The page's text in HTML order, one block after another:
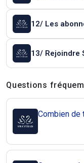
12/ Les
13/ Rejoindre
Questions
Questions
Combien de